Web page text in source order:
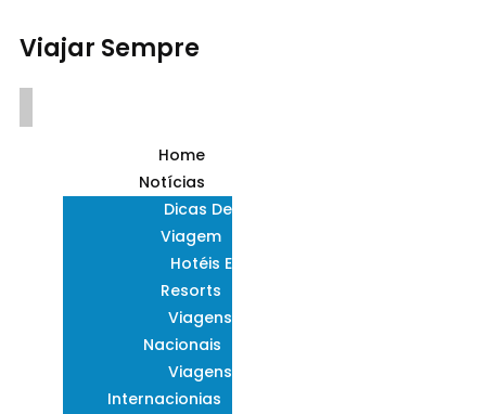
Viajar Sempre
Home
Notícias
Dicas De
Viagem
Hotéis E
Resorts
Viagens
Nacionais
Viagens
Internacionias